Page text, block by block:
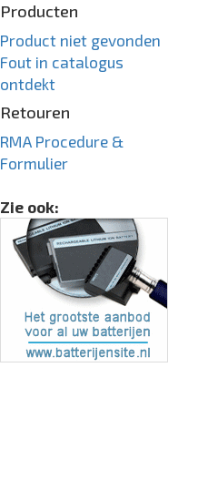
Producten
Product niet gevonden
Fout in catalogus
ontdekt
Retouren
RMA Procedure &
Formulier
Zie ook: